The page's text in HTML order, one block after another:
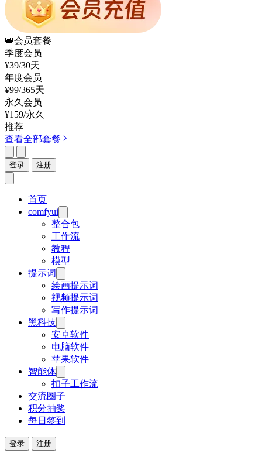
👑会员套餐
季度会员
¥39/30天
年度会员
¥99/365天
永久会员
¥159/永久
推荐
查看全部套餐
登录 注册
首页
comfyui
整合包
工作流
教程
模型
提示词
绘画提示词
视频提示词
写作提示词
黑科技
安卓软件
电脑软件
苹果软件
智能体
扣子工作流
交流圈子
积分抽奖
每日签到
登录 注册